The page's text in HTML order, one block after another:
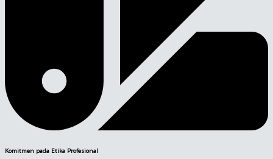
Komitmen pada Etika Profesional